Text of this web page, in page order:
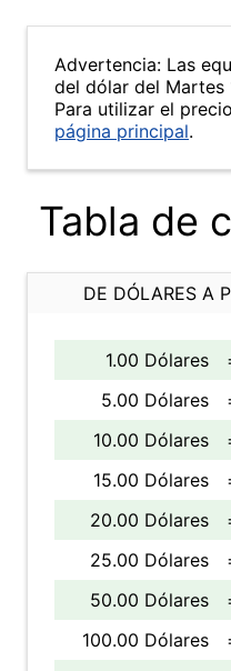
Advertencia: Las
del dólar del Martes
Para utilizar el
página principal.
Tabla de
DE DÓLARES A
1.00 Dólares
5.00 Dólares
10.00 Dólares
15.00 Dólares
20.00 Dólares
25.00 Dólares
50.00 Dólares
100.00 Dólares